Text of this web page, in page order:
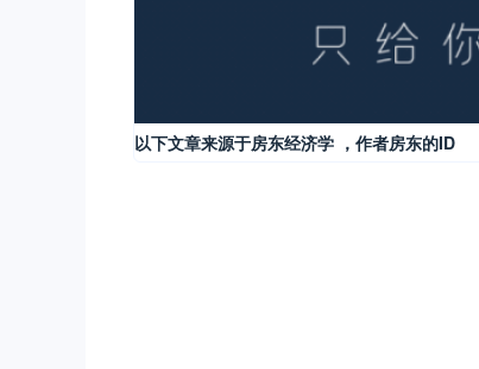
以下文章来源于房东经济学 ，作者房东的ID